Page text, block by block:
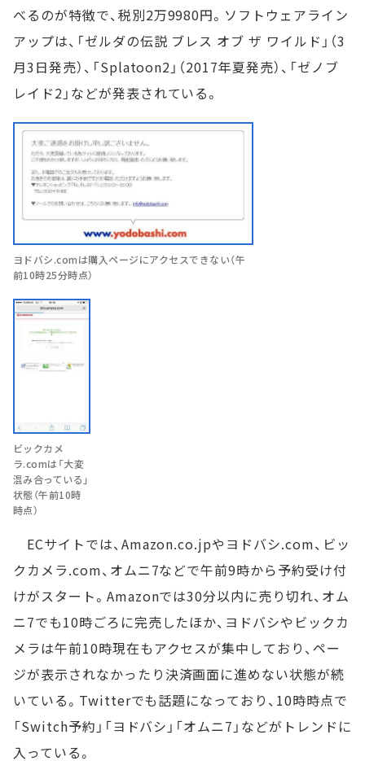
べるのが特徴で、税別2万9980円。ソフトウェアライン
アップは、「ゼルダの伝説 ブレス オブ ザ ワイルド」（3
月3日発売）、「Splatoon2」（2017年夏発売）、「ゼノブ
レイド2」などが発表されている。
ヨドバシ.comは購入ページにアクセスできない（午
前10時25分時点）
ビックカメ
ラ.comは「大変
混み合っている」
状態（午前10時
時点）
ECサイトでは、Amazon.co.jpやヨドバシ.com、ビッ
クカメラ.com、オムニ7などで午前9時から予約受け付
けがスタート。Amazonでは30分以内に売り切れ、オム
ニ7でも10時ごろに完売したほか、ヨドバシやビックカ
メラは午前10時現在もアクセスが集中しており、ペー
ジが表示されなかったり決済画面に進めない状態が続
いている。Twitterでも話題になっており、10時時点で
「Switch予約」「ヨドバシ」「オムニ7」などがトレンドに
入っている。